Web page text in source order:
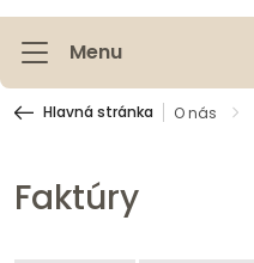
Menu
Hlavná stránka O nás
Faktúry